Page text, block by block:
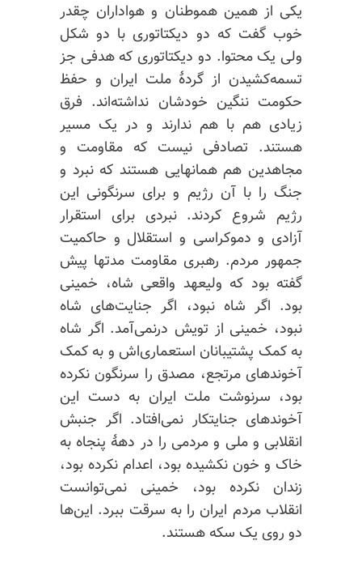
یکی از همین هموطنان و هواداران چقدر
خوب گفت که دو دیکتاتوری با دو شکل
ولی یک محتوا. دو دیکتاتوری که هدفی جز
تسمه‌کشیدن از گردهٔ ملت ایران و حفظ
حکومت ننگین خودشان نداشته‌اند. فرق
زیادی هم با هم ندارند و در یک مسیر
هستند. تصادفی نیست که مقاومت و
مجاهدین هم همانهایی هستند که نبرد و
جنگ را با آن رژیم و برای سرنگونی این
رژیم شروع کردند. نبردی برای استقرار
آزادی و دموکراسی و استقلال و حاکمیت
جمهور مردم. رهبری مقاومت مدتها پیش
گفته بود که ولیعهد واقعی شاه، خمینی
بود. اگر شاه نبود، اگر جنایت‌های شاه
نبود، خمینی از تویش درنمی‌آمد. اگر شاه
به کمک پشتیبانان استعماری‌اش و به کمک
آخوندهای مرتجع، مصدق را سرنگون نکرده
بود، سرنوشت ملت ایران به دست این
آخوندهای جنایتکار نمی‌افتاد. اگر جنبش
انقلابی و ملی و مردمی را در دههٔ پنجاه به
خاک و خون نکشیده بود، اعدام نکرده بود،
زندان نکرده بود، خمینی نمی‌توانست
انقلاب مردم ایران را به سرقت ببرد. این‌ها
دو روی یک سکه هستند.